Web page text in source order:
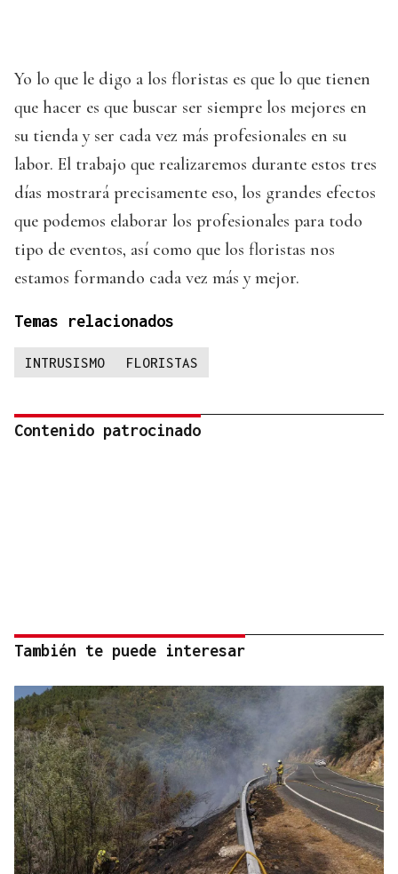
Yo lo que le digo a los floristas es que lo que tienen
que hacer es que buscar ser siempre los mejores en
su tienda y ser cada vez más profesionales en su
labor. El trabajo que realizaremos durante estos tres
días mostrará precisamente eso, los grandes efectos
que podemos elaborar los profesionales para todo
tipo de eventos, así como que los floristas nos
estamos formando cada vez más y mejor.
Temas relacionados
INTRUSISMO FLORISTAS
Contenido patrocinado
También te puede interesar